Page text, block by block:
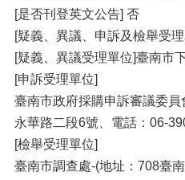
[是否刊登英文公告] 否
[疑義、異議、申訴及檢舉受
[疑義、異議受理單位]臺南市
[申訴受理單位]
臺南市政府採購申訴審議委
永華路二段6號、電話：06-
[檢舉受理單位]
臺南市調查處-(地址：708臺